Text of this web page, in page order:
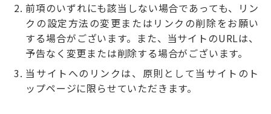
前項のいずれにも該当しない場合であっても、リン
クの設定方法の変更またはリンクの削除をお願い
する場合がございます。また、当サイトのURLは、
予告なく変更または削除する場合がございます。
当サイトへのリンクは、原則として当サイトのト
ップページに限らせていただきます。